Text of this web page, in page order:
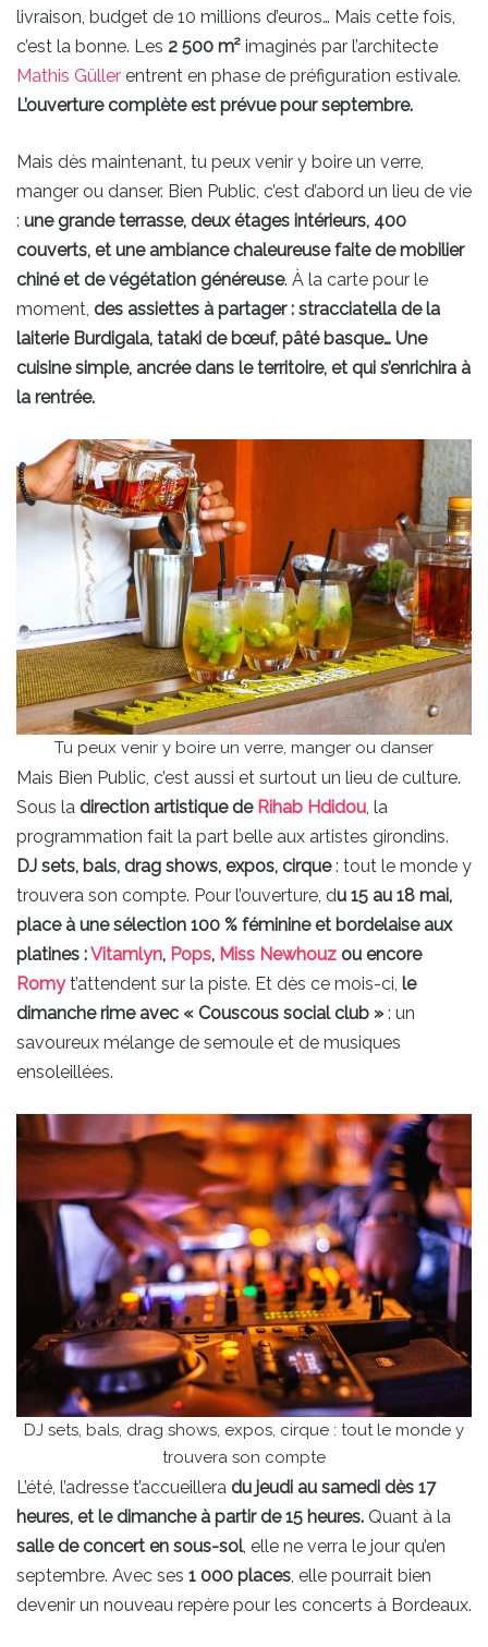
livraison, budget de 10 millions d’euros… Mais cette fois,
c’est la bonne. Les 2 500 m² imaginés par l’architecte
Mathis Güller entrent en phase de préfiguration estivale.
L’ouverture complète est prévue pour septembre.
Mais dès maintenant, tu peux venir y boire un verre,
manger ou danser. Bien Public, c’est d’abord un lieu de vie
: une grande terrasse, deux étages intérieurs, 400
couverts, et une ambiance chaleureuse faite de mobilier
chiné et de végétation généreuse. À la carte pour le
moment, des assiettes à partager : stracciatella de la
laiterie Burdigala, tataki de bœuf, pâté basque… Une
cuisine simple, ancrée dans le territoire, et qui s’enrichira à
la rentrée.
Tu peux venir y boire un verre, manger ou danser
Mais Bien Public, c’est aussi et surtout un lieu de culture.
Sous la direction artistique de Rihab Hdidou , la
programmation fait la part belle aux artistes girondins.
DJ sets, bals, drag shows, expos, cirque: tout le monde y
trouvera son compte. Pour l’ouverture, du 15 au 18 mai,
place à une sélection 100 % féminine et bordelaise aux
platines :Vitamlyn, Pops, Miss Newhouz ou encore
Romyt’attendent sur la piste. Et dès ce mois-ci, le
dimanche rime avec « Couscous social club »: un
savoureux mélange de semoule et de musiques
ensoleillées.
DJ sets, bals, drag shows, expos, cirque : tout le monde y
trouvera son compte
L’été, l’adresse t’accueillera du jeudi au samedi dès 17
heures, et le dimanche à partir de 15 heures. Quant à la
salle de concert en sous-sol, elle ne verra le jour qu’en
septembre. Avec ses 1 000 places , elle pourrait bien
devenir un nouveau repère pour les concerts à Bordeaux.